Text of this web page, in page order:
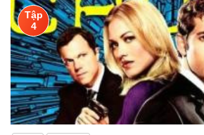
Tập
4